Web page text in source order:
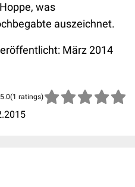
was
auszeichnet.
März 2014
(1 ratings)